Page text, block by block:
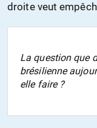
droite veut
La question que
brésilienne
elle faire ?